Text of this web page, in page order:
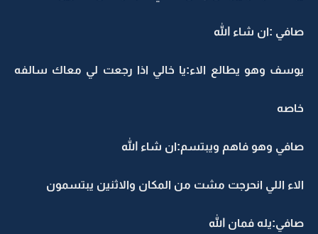
صافي :ان شاء الله
يوسف وهو يطالع الاء:يا خالي اذا رجعت لي معاك سالفه
خاصه
صافي وهو فاهم ويبتسم:ان شاء الله
الاء اللي انحرجت مشت من المكان والاثنين يبتسمون
صافي:يله فمان الله